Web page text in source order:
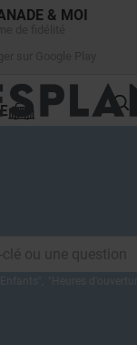
& MOI
cookies